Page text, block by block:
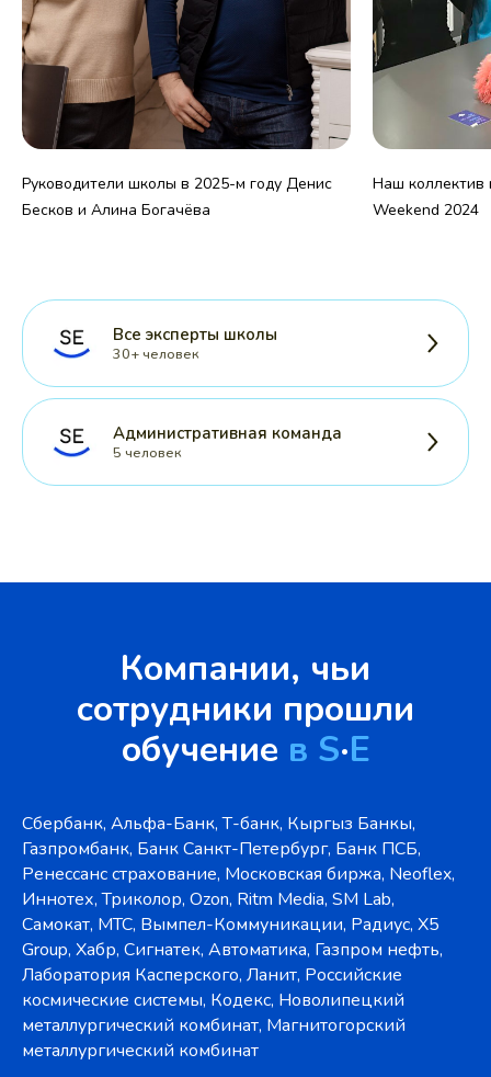
Руководители школы в 2025-м году Денис
Бесков и Алина Богачёва
Наш
Weekend 2024
Все эксперты школы
30+ человек
Административная команда
5 человек
Компании, чьи
сотрудники прошли
обучение в S·E
Сбербанк, Альфа-Банк, Т-банк, Кыргыз Банкы,
Газпромбанк, Банк Санкт-Петербург, Банк ПСБ,
Ренессанс страхование, Московская биржа, Neoflex,
Иннотех, Триколор, Ozon, Ritm Media, SM Lab,
Самокат, МТС, Вымпел-Коммуникации, Радиус, X5
Group, Хабр, Сигнатек, Автоматика, Газпром нефть,
Лаборатория Касперского, Ланит, Российские
космические системы, Кодекс, Новолипецкий
металлургический комбинат, Магнитогорский
металлургический комбинат